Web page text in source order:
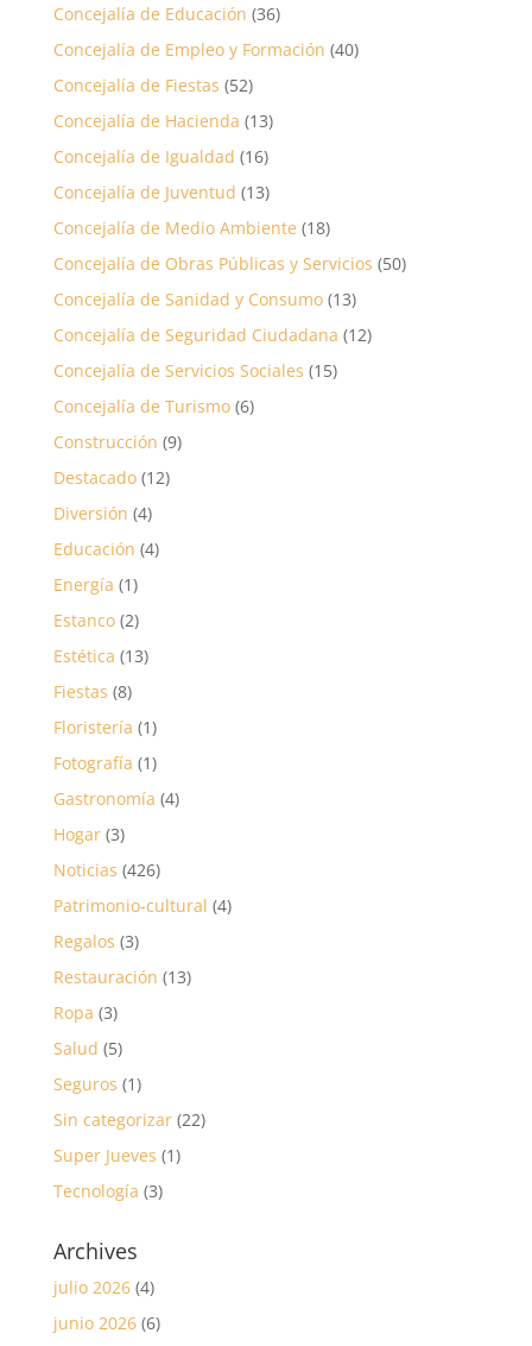
Concejalía de Educación (36)
Concejalía de Empleo y Formación (40)
Concejalía de Fiestas (52)
Concejalía de Hacienda (13)
Concejalía de Igualdad (16)
Concejalía de Juventud (13)
Concejalía de Medio Ambiente (18)
Concejalía de Obras Públicas y Servicios (50)
Concejalía de Sanidad y Consumo(13)
Concejalía de Seguridad Ciudadana (12)
Concejalía de Servicios Sociales (15)
Concejalía de Turismo(6)
Construcción (9)
Destacado(12)
Diversión (4)
Educación (4)
Energía (1)
Estanco(2)
Estética (13)
Fiestas (8)
Floristería (1)
Fotografía (1)
Gastronomía (4)
Hogar(3)
Noticias (426)
Patrimonio-cultural (4)
Regalos (3)
Restauración (13)
Ropa (3)
Salud (5)
Seguros (1)
Sin categorizar(22)
Super Jueves (1)
Tecnología (3)
Archives
julio 2026(4)
junio 2026(6)